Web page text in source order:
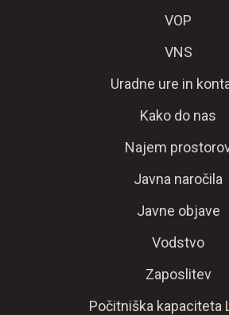
VOP
VNS
Uradne ure in
Kako do nas
Najem
Javna naročila
Javne objave
Vodstvo
Zaposlitev
Počitniška kapaciteta